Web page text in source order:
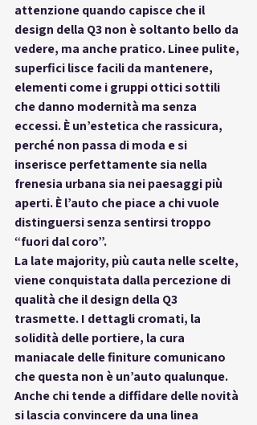
attenzione quando capisce che il
design della Q3 non è soltanto bello da
vedere, ma anche pratico. Linee pulite,
superfici lisce facili da mantenere,
elementi come i gruppi ottici sottili
che danno modernità ma senza
eccessi. È un’estetica che rassicura,
perché non passa di moda e si
inserisce perfettamente sia nella
frenesia urbana sia nei paesaggi più
aperti. È l’auto che piace a chi vuole
distinguersi senza sentirsi troppo
“fuori dal coro”.
La late majority, più cauta nelle scelte,
viene conquistata dalla percezione di
qualità che il design della Q3
trasmette. I dettagli cromati, la
solidità delle portiere, la cura
maniacale delle finiture comunicano
che questa non è un’auto qualunque.
Anche chi tende a diffidare delle novità
si lascia convincere da una linea